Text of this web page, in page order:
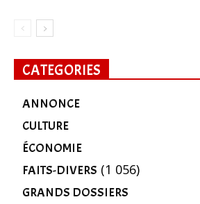
CATEGORIES
ANNONCE
CULTURE
ÉCONOMIE
FAITS-DIVERS (1 056)
GRANDS DOSSIERS